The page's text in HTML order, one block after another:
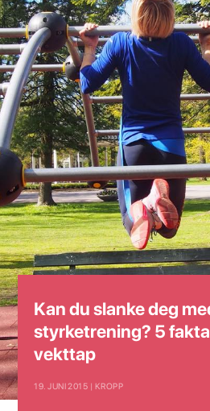
Kan du slanke deg
styrketrening? 5
vekttap
19. JUNI 2015 | KROPP